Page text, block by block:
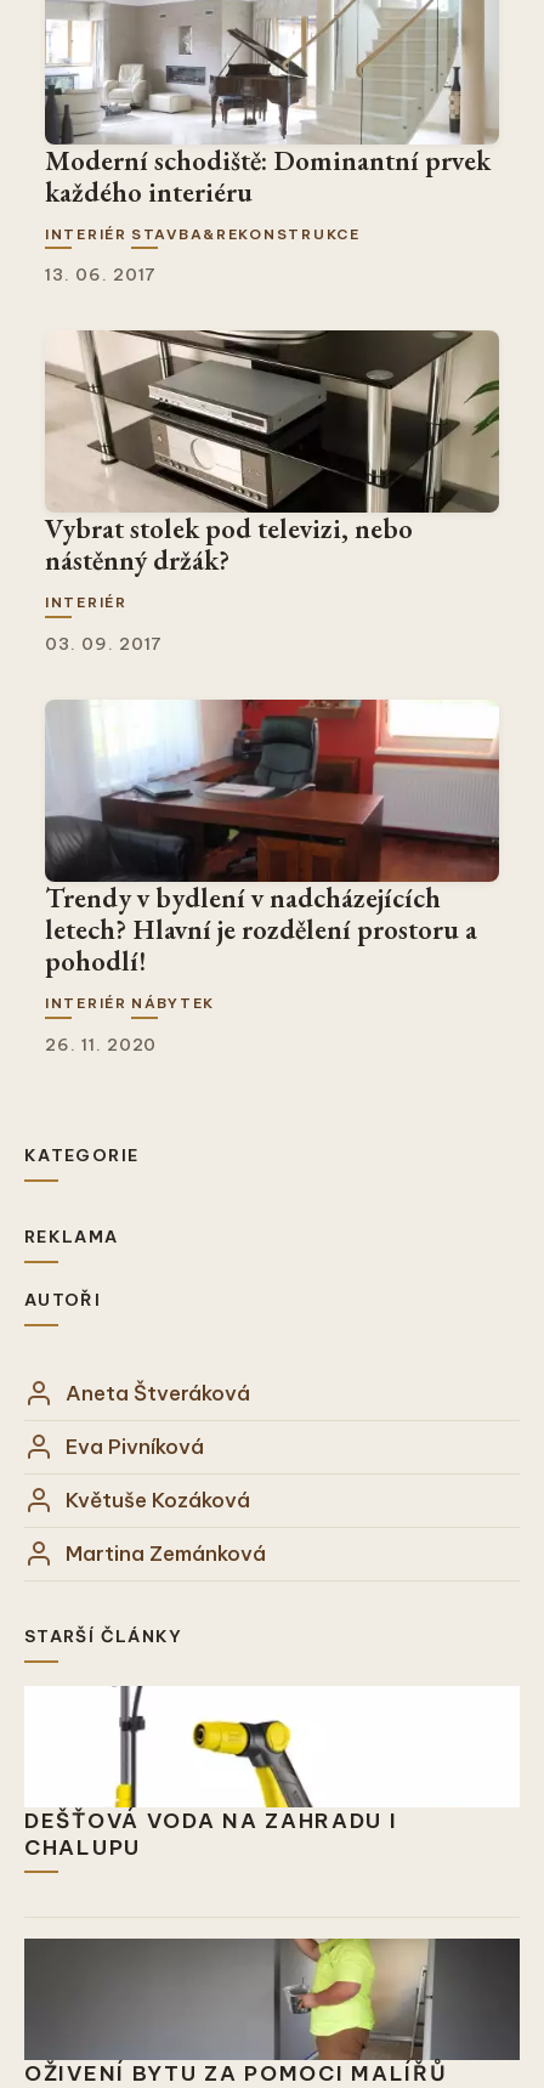
Moderní schodiště: Dominantní prvek
každého interiéru
INTERIÉR STAVBA&REKONSTRUKCE
13. 06. 2017
Vybrat stolek pod televizi, nebo
nástěnný držák?
INTERIÉR
03. 09. 2017
Trendy v bydlení v nadcházejících
letech? Hlavní je rozdělení prostoru a
pohodlí!
INTERIÉR NÁBYTEK
26. 11. 2020
KATEGORIE
REKLAMA
AUTOŘI
Aneta Štveráková
Eva Pivníková
Květuše Kozáková
Martina Zemánková
STARŠÍ ČLÁNKY
DEŠŤOVÁ VODA NA ZAHRADU I
CHALUPU
OŽIVENÍ BYTU ZA POMOCI MALÍŘŮ